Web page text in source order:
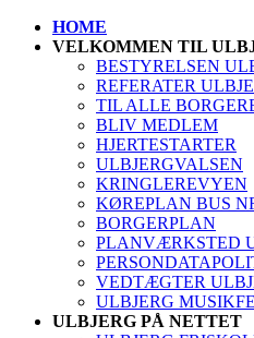
HOME
VELKOMMEN TIL
BESTYRELSEN
REFERATER
TIL ALLE
BLIV MEDLEM
HJERTESTARTER
ULBJERGVALSEN
KRINGLEREVYEN
KØREPLAN BUS
BORGERPLAN
PLANVÆRKSTED
VEDTÆGTER
ULBJERG
ULBJERG PÅ NETTET